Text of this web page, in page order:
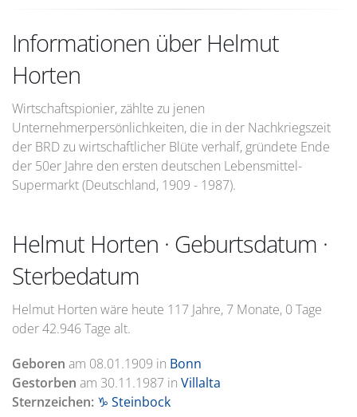
Informationen über Helmut
Horten
Wirtschaftspionier, zählte zu jenen
Unternehmerpersönlichkeiten, die in der Nachkriegszeit
der BRD zu wirtschaftlicher Blüte verhalf, gründete Ende
der 50er Jahre den ersten deutschen Lebensmittel-
Supermarkt (Deutschland, 1909 - 1987).
Helmut Horten · Geburtsdatum ·
Sterbedatum
Helmut Horten wäre heute 117 Jahre, 7 Monate, 0 Tage
oder 42.946 Tage alt.
Geboren am 08.01.1909 in Bonn
Gestorben am 30.11.1987 in Villalta
Sternzeichen: ♑ Steinbock